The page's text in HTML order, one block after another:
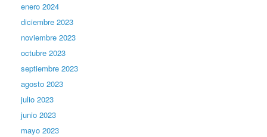
enero 2024
diciembre 2023
noviembre 2023
octubre 2023
septiembre 2023
agosto 2023
julio 2023
junio 2023
mayo 2023